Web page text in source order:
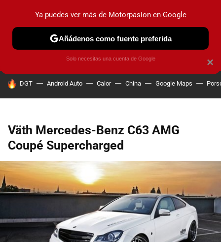
PRUEBAS COCHES ELÉCTRICOS OBSERVATORIO
HOY SE HABLA DE
DGT Android Auto Calor China Google Maps
Väth Mercedes-Benz C63 AMG
Coupé Supercharged
×
Ya puedes ver más de Motorpasion en Google
Añádenos como fuente preferida
Solo necesitas una cuenta de Google